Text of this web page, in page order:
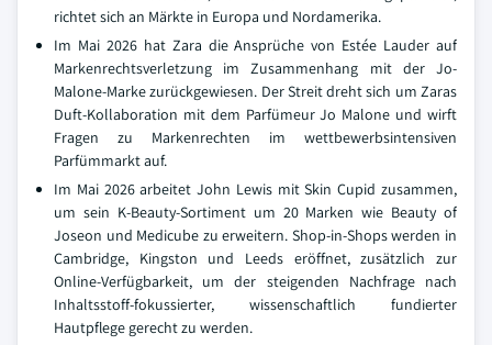
richtet sich an Märkte in Europa und Nordamerika.
Im Mai 2026 hat Zara die Ansprüche von Estée Lauder auf
Markenrechtsverletzung im Zusammenhang mit der Jo-
Malone-Marke zurückgewiesen. Der Streit dreht sich um Zaras
Duft-Kollaboration mit dem Parfümeur Jo Malone und wirft
Fragen zu Markenrechten im wettbewerbsintensiven
Parfümmarkt auf.
Im Mai 2026 arbeitet John Lewis mit Skin Cupid zusammen,
um sein K-Beauty-Sortiment um 20 Marken wie Beauty of
Joseon und Medicube zu erweitern. Shop-in-Shops werden in
Cambridge, Kingston und Leeds eröffnet, zusätzlich zur
Online-Verfügbarkeit, um der steigenden Nachfrage nach
Inhaltsstoff-fokussierter, wissenschaftlich fundierter
Hautpflege gerecht zu werden.